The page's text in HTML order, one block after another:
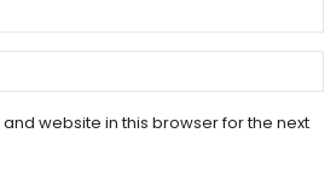
website in this browser for the next